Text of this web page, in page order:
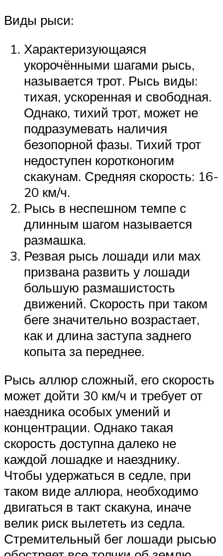
Виды рыси:
Характеризующаяся
укорочёнными шагами рысь,
называется трот. Рысь виды:
тихая, ускоренная и свободная.
Однако, тихий трот, может не
подразумевать наличия
безопорной фазы. Тихий трот
недоступен коротконогим
скакунам. Средняя скорость: 16-
20 км/ч.
Рысь в неспешном темпе с
длинным шагом называется
размашка.
Резвая рысь лошади или мах
призвана развить у лошади
большую размашистость
движений. Скорость при таком
беге значительно возрастает,
как и длина заступа заднего
копыта за переднее.
Рысь аллюр сложный, его скорость
может дойти 30 км/ч и требует от
наездника особых умений и
концентрации. Однако такая
скорость доступна далеко не
каждой лошадке и наезднику.
Чтобы удержаться в седле, при
таком виде аллюра, необходимо
двигаться в такт скакуна, иначе
велик риск вылететь из седла.
Стремительный бег лошади рысью